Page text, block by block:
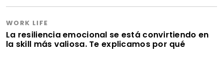
WORK LIFE
La resiliencia emocional se está convirtiendo en
la skill más valiosa. Te explicamos por qué